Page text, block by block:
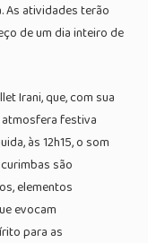
As atividades terão
de um dia inteiro de
Irani, que, com sua
festiva
às 12h15, o som
são
elementos
evocam
para as